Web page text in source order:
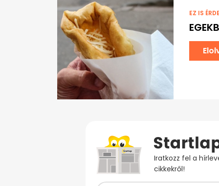
EZ IS
Iratkozz fel a
cikkekről!